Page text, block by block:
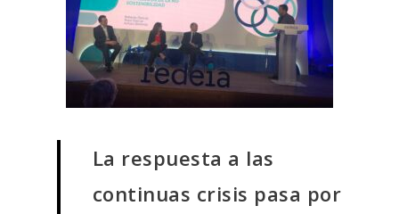
La respuesta a las
continuas crisis pasa por